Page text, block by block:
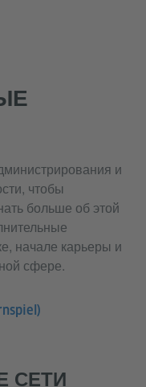
и
чтобы
больше об этой
начале карьеры и
сфере.
СЕТИ